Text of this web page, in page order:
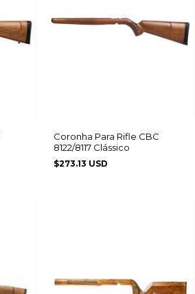
Coronha Para Rifle CBC
8122/8117 Clássico
$273.13 USD